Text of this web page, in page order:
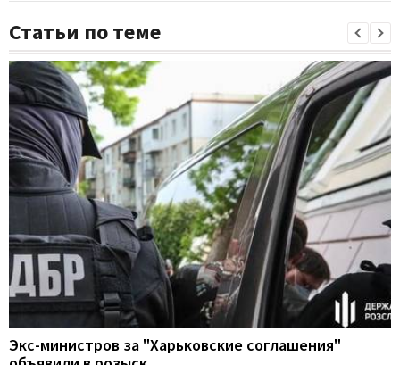
Статьи по теме
Экс-министров за "Харьковские соглашения"